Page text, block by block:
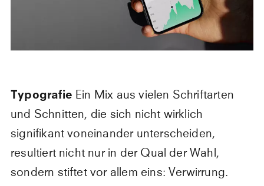
Typografie Ein Mix aus vielen Schriftarten
und Schnitten, die sich nicht wirklich
signifikant voneinander unterscheiden,
resultiert nicht nur in der Qual der Wahl,
sondern stiftet vor allem eins: Verwirrung.